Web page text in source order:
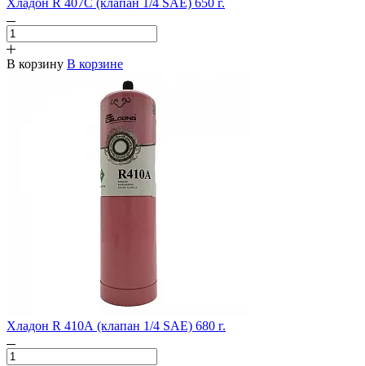
В корзину В корзине
Хладон R 410А (клапан 1/4 SAE) 680 г.